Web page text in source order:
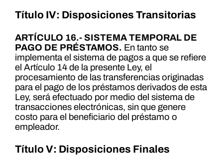
Título IV: Disposiciones Transitorias
ARTÍCULO 16.- SISTEMA TEMPORAL DE
PAGO DE PRÉSTAMOS. En tanto se
implementa el sistema de pagos a que se refiere
el Artículo 14 de la presente Ley, el
procesamiento de las transferencias originadas
para el pago de los préstamos derivados de esta
Ley, será efectuado por medio del sistema de
transacciones electrónicas, sin que genere
costo para el beneficiario del préstamo o
empleador.
Título V: Disposiciones Finales